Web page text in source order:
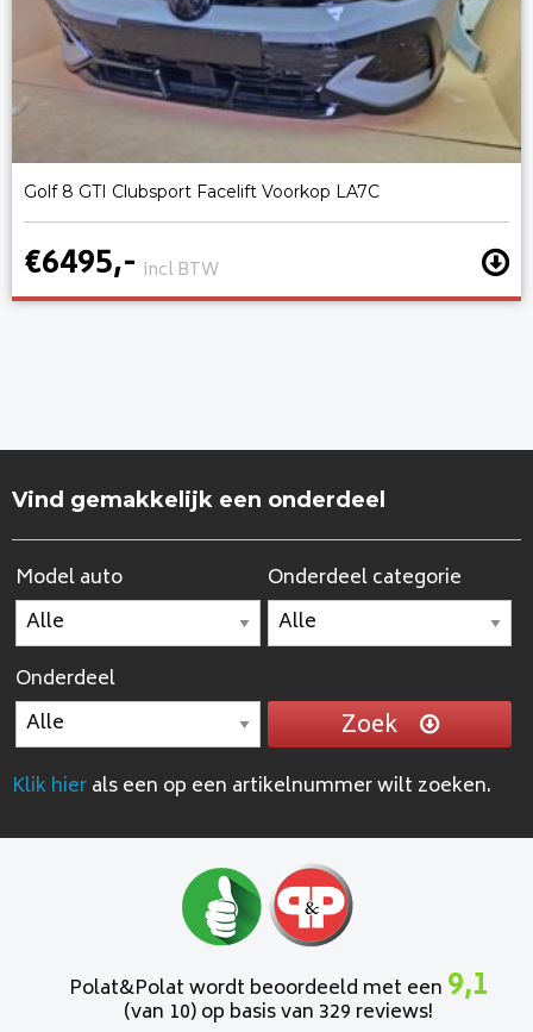
Golf 8 GTI Clubsport Facelift Voorkop LA7C
€6495,- incl BTW
Vind gemakkelijk een onderdeel
Model auto Onderdeel categorie
Onderdeel
Zoek
Klik hierals een op een artikelnummer wilt zoeken.
Polat&Polat wordt beoordeeld met een 9,1
(van 10) op basis van 329 reviews!